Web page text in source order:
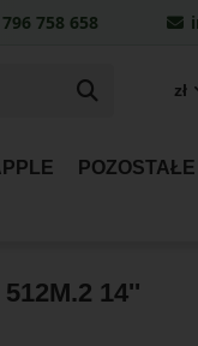
zł
POZOSTAŁE
14''
758 658